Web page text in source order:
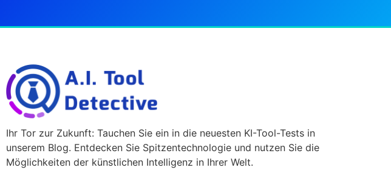
Ihr Tor zur Zukunft: Tauchen Sie ein in die neuesten KI-Tool-Tests in
unserem Blog. Entdecken Sie Spitzentechnologie und nutzen Sie die
Möglichkeiten der künstlichen Intelligenz in Ihrer Welt.